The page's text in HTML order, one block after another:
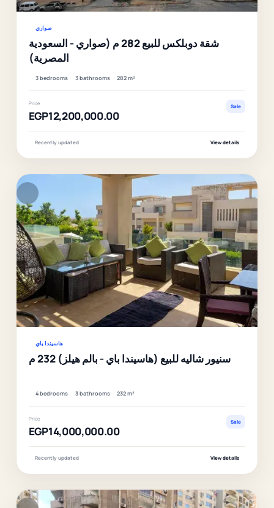
صواري
شقة دوبلكس للبيع 282 م (صواري - السعودية
المصرية)
3 bedrooms 3 bathrooms 282 m²
Price
EGP12,200,000.00
Sale
Recently updated View details
هاسيندا باي
سنيور شاليه للبيع (هاسيندا باي - بالم هيلز) 232 م
4 bedrooms 3 bathrooms 232 m²
Price
EGP14,000,000.00
Sale
Recently updated View details